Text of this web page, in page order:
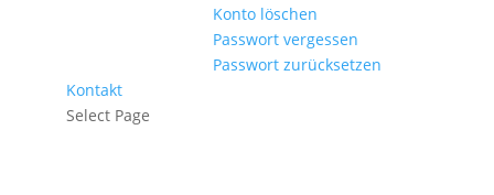
Konto löschen
Passwort vergessen
Passwort zurücksetzen
Kontakt
Select Page